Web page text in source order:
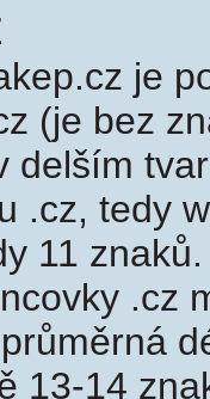
je
(je bez
delším
.cz, tedy
11
.cz
13-14